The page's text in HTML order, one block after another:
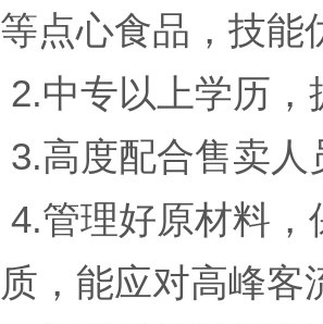
等点心食品，技能
2.中专以上学历
3.高度配合售卖
4.管理好原材料
质，能应对高峰客